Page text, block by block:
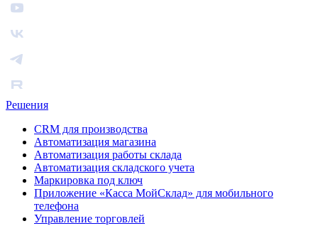
Решения
CRM для производства
Автоматизация магазина
Автоматизация работы склада
Автоматизация складского учета
Маркировка под ключ
Приложение «Касса МойСклад» для мобильного
телефона
Управление торговлей